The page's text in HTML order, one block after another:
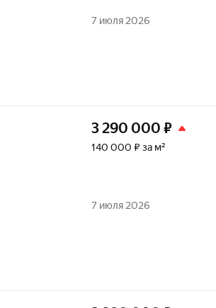
7 июля 2026
3 290 000 ₽
140 000 ₽ за м²
7 июля 2026